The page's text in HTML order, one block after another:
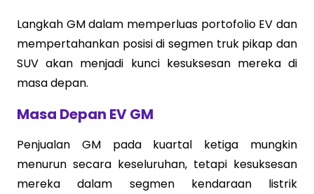
Langkah GM dalam memperluas portofolio EV dan
mempertahankan posisi di segmen truk pikap dan
SUV akan menjadi kunci kesuksesan mereka di
masa depan.
Masa Depan EV GM
Penjualan GM pada kuartal ketiga mungkin
menurun secara keseluruhan, tetapi kesuksesan
mereka dalam segmen kendaraan listrik